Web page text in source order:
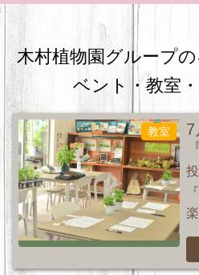
木村植物園グループ
ベント・教室
教室
7